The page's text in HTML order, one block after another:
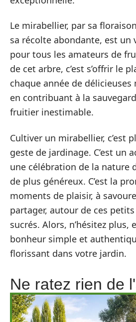
Le mirabellier, par sa
sa récolte abondante, est un
pour tous les amateurs de
de cet arbre, c’est s’offrir le
chaque année de
en contribuant à la
fruitier inestimable.
Cultiver un mirabellier, c’est
geste de jardinage. C’est un
une célébration de la nature
de plus généreux. C’est la
moments de plaisir, à
partager, autour de ces
sucrés. Alors, n’hésitez plus,
bonheur simple et
florissant dans votre jardin.
Ne ratez rien de